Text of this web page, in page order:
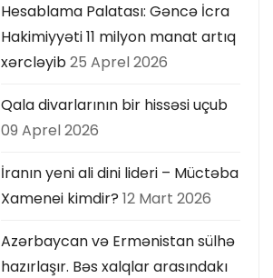
Hesablama Palatası: Gəncə İcra
Hakimiyyəti 11 milyon manat artıq
xərcləyib25 Aprel 2026
Qala divarlarının bir hissəsi uçub
09 Aprel 2026
İranın yeni ali dini lideri – Müctəba
Xamenei kimdir? 12 Mart 2026
Azərbaycan və Ermənistan sülhə
hazırlaşır. Bəs xalqlar arasındakı